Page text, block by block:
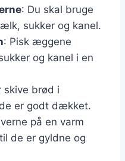
: Du skal bruge
sukker og kanel.
: Pisk æggene
og kanel i en
skive brød i
er godt dækket.
på en varm
de er gyldne og